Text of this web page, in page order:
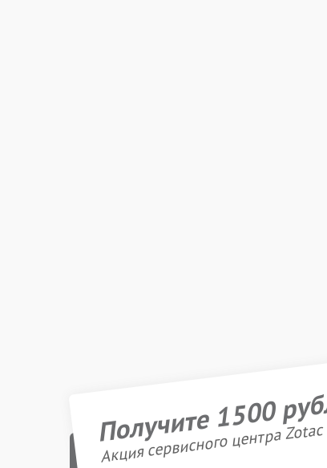
Получите 1500
Акция сервисного центра Zotac